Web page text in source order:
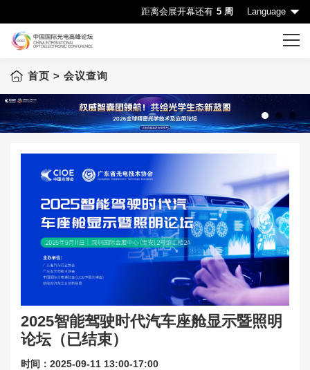
距离会展开幕还有 5 周 Language
首页
CIOE首页
会议查询
赞助机会
下载中心
联系我们
关于展会
首页 > 会议查询
2025智能驾驶时代汽车座舱显示暨照明
论坛（已结束）
时间：2025-09-11 13:00-17:00